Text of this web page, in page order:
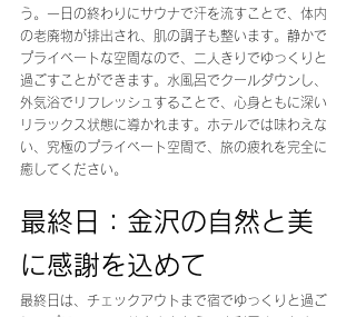
う。一日の終わりにサウナで汗を流すことで、体内
の老廃物が排出され、肌の調子も整います。静かで
プライベートな空間なので、二人きりでゆっくりと
過ごすことができます。水風呂でクールダウンし、
外気浴でリフレッシュすることで、心身ともに深い
リラックス状態に導かれます。ホテルでは味わえな
い、究極のプライベート空間で、旅の疲れを完全に
癒してください。
最終日：金沢の自然と美
に感謝を込めて
最終日は、チェックアウトまで宿でゆっくりと過ご